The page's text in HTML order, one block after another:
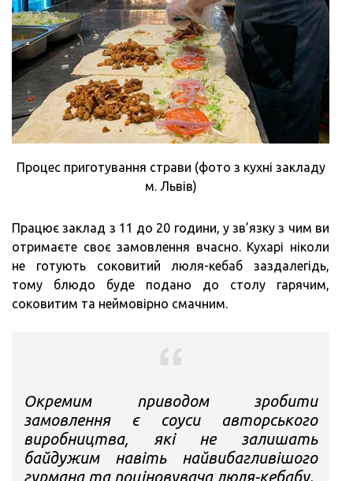
Процес приготування страви (фото з кухні закладу
м. Львів)
Працює заклад з 11 до 20 години, у зв’язку з чим ви
отримаєте своє замовлення вчасно. Кухарі ніколи
не готують соковитий люля-кебаб заздалегідь,
тому блюдо буде подано до столу гарячим,
соковитим та неймовірно смачним.
Окремим приводом зробити
замовлення є соуси авторського
виробництва, які не залишать
байдужим навіть найвибагливішого
гурмана та поціновувача люля-кебабу.